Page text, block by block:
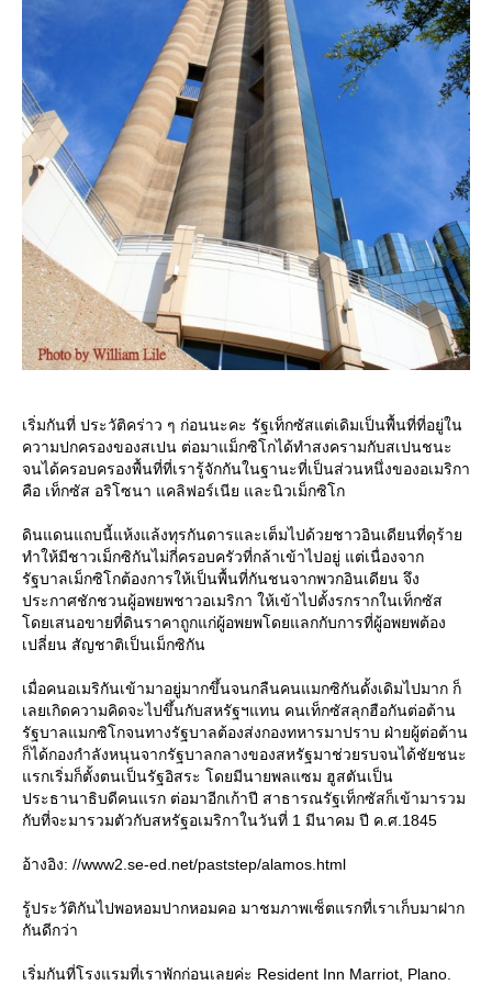
เริ่มกันที่ ประวัติคร่าว ๆ ก่อนนะคะ รัฐเท็กซัสแต่เดิมเป็นพื้นที่ที่อยู่ใน
ความปกครองของสเปน ต่อมาแม็กซิโกได้ทำสงครามกับสเปนชนะ
จนได้ครอบครองพื้นที่ที่เรารู้จักกันในฐานะที่เป็นส่วนหนึ่งของอเมริกา
คือ เท็กซัส อริโซนา แคลิฟอร์เนีย และนิวเม็กซิโก
ดินแดนแถบนี้แห้งแล้งทุรกันดารและเต็มไปด้วยชาวอินเดียนที่ดุร้าย
ทำให้มีชาวเม็กซิกันไม่กี่ครอบครัวที่กล้าเข้าไปอยู่ แต่เนื่องจาก
รัฐบาลเม็กซิโกต้องการให้เป็นพื้นที่กันชนจากพวกอินเดียน จึง
ประกาศชักชวนผู้อพยพชาวอเมริกา ให้เข้าไปตั้งรกรากในเท็กซัส
โดยเสนอขายที่ดินราคาถูกแก่ผู้อพยพโดยแลกกับการที่ผู้อพยพต้อง
เปลี่ยน สัญชาติเป็นเม็กซิกัน
เมื่อคนอเมริกันเข้ามาอยู่มากขึ้นจนกลืนคนแมกซิกันดั้งเดิมไปมาก ก็
เลยเกิดความคิดจะไปขึ้นกับสหรัฐฯแทน คนเท็กซัสลุกฮือกันต่อต้าน
รัฐบาลแมกซิโกจนทางรัฐบาลต้องส่งกองทหารมาปราบ ฝ่ายผู้ต่อต้าน
ก็ได้กองกำลังหนุนจากรัฐบาลกลางของสหรัฐมาช่วยรบจนได้ชัยชนะ
แรกเริ่มก็ตั้งตนเป็นรัฐอิสระ โดยมีนายพลแซม ฮูสตันเป็น
ประธานาธิบดีคนแรก ต่อมาอีกเก้าปี สาธารณรัฐเท็กซัสก็เข้ามารวม
กับที่จะมารวมตัวกับสหรัฐอเมริกาในวันที่ 1 มีนาคม ปี ค.ศ.1845
อ้างอิง: //www2.se-ed.net/paststep/alamos.html
รู้ประวัติกันไปพอหอมปากหอมคอ มาชมภาพเซ็ตแรกที่เราเก็บมาฝาก
กันดีกว่า
เริ่มกันที่โรงแรมที่เราพักก่อนเลยค่ะ Resident Inn Marriot, Plano.